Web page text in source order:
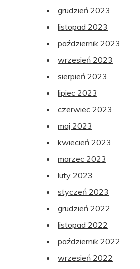
grudzień 2023
listopad 2023
październik 2023
wrzesień 2023
sierpień 2023
lipiec 2023
czerwiec 2023
maj 2023
kwiecień 2023
marzec 2023
luty 2023
styczeń 2023
grudzień 2022
listopad 2022
październik 2022
wrzesień 2022